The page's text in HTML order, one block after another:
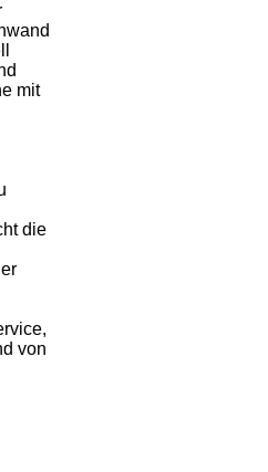
mit
die
von